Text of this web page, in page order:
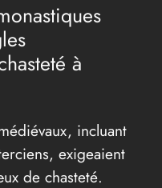
à
incluant
exigeaient
de chasteté.